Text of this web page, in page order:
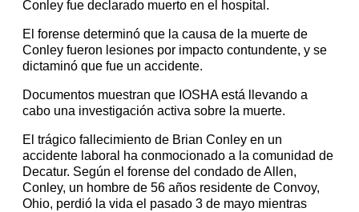
Conley fue declarado muerto en el hospital.
El forense determinó que la causa de la muerte de
Conley fueron lesiones por impacto contundente, y se
dictaminó que fue un accidente.
Documentos muestran que IOSHA está llevando a
cabo una investigación activa sobre la muerte.
El trágico fallecimiento de Brian Conley en un
accidente laboral ha conmocionado a la comunidad de
Decatur. Según el forense del condado de Allen,
Conley, un hombre de 56 años residente de Convoy,
Ohio, perdió la vida el pasado 3 de mayo mientras